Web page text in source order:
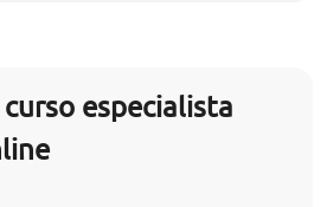
especialista